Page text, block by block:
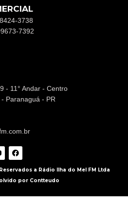
3738
7392
- 11° Andar - Centro
Paranaguá - PR
a Rádio Ilha do Mel FM Ltda
por Contteudo